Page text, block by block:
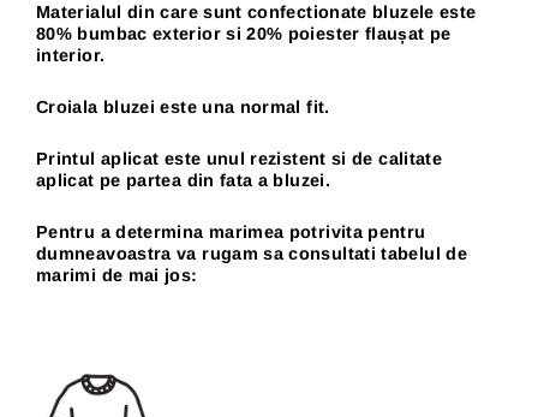
Materialul din care sunt confectionate bluzele este
80% bumbac exterior si 20% poiester flaușat pe
interior.
Croiala bluzei este una normal fit.
Printul aplicat este unul rezistent si de calitate
aplicat pe partea din fata a bluzei.
Pentru a determina marimea potrivita pentru
dumneavoastra va rugam sa consultati tabelul de
marimi de mai jos: